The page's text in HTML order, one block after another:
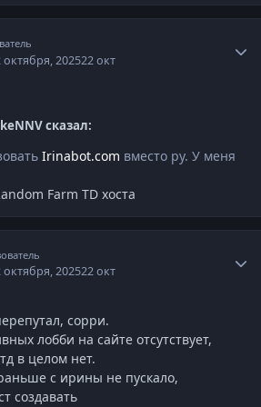
октября, 202522 окт
сказал:
Irinabot.com вместо ру. У меня
Farm TD хоста
октября, 202522 окт
сорри.
лобби на сайте отсутствует,
в целом нет.
с ирины не пускало,
создавать